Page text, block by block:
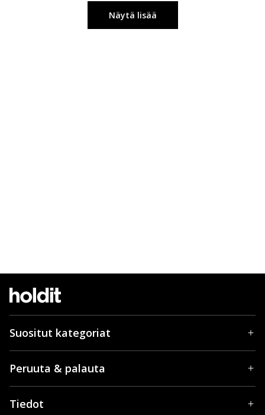
Näytä lisää
Suositut kategoriat
Peruuta & palauta
Tiedot